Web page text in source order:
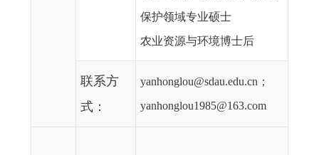
保护领域专业硕士
农业资源与环境博士后
联系方
式：
yanhonglou@sdau.edu.cn；
yanhonglou1985@163.com